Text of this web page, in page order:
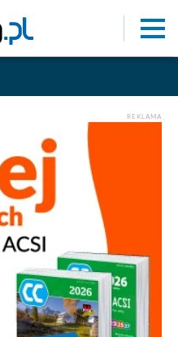
REKLAMA